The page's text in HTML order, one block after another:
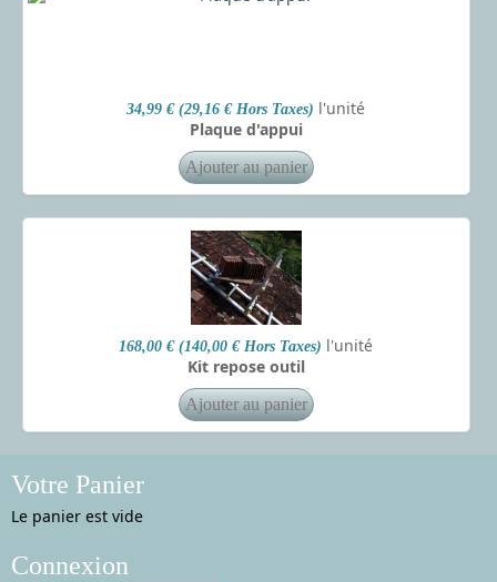
34,99 € (29,16 € Hors Taxes) l'unité
Plaque d'appui
168,00 € (140,00 € Hors Taxes) l'unité
Kit repose outil
Votre Panier
Le panier est vide
Connexion